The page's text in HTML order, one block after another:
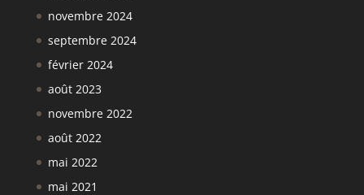
novembre 2024
septembre 2024
février 2024
août 2023
novembre 2022
août 2022
mai 2022
mai 2021